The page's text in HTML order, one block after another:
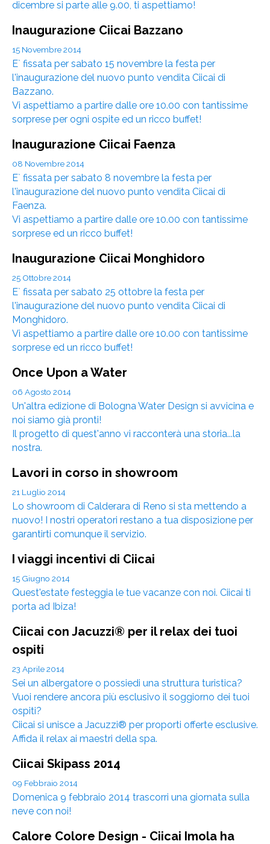
dicembre si parte alle 9.00, ti aspettiamo!
Inaugurazione Ciicai Bazzano
15 Novembre 2014
E` fissata per sabato 15 novembre la festa per
l'inaugurazione del nuovo punto vendita Ciicai di
Bazzano.
Vi aspettiamo a partire dalle ore 10.00 con tantissime
sorprese per ogni ospite ed un ricco buffet!
Inaugurazione Ciicai Faenza
08 Novembre 2014
E` fissata per sabato 8 novembre la festa per
l'inaugurazione del nuovo punto vendita Ciicai di
Faenza.
Vi aspettiamo a partire dalle ore 10.00 con tantissime
sorprese ed un ricco buffet!
Inaugurazione Ciicai Monghidoro
25 Ottobre 2014
E` fissata per sabato 25 ottobre la festa per
l'inaugurazione del nuovo punto vendita Ciicai di
Monghidoro.
Vi aspettiamo a partire dalle ore 10.00 con tantissime
sorprese ed un ricco buffet!
Once Upon a Water
06 Agosto 2014
Un'altra edizione di Bologna Water Design si avvicina e
noi siamo già pronti!
Il progetto di quest'anno vi racconterà una storia...la
nostra.
Lavori in corso in showroom
21 Luglio 2014
Lo showroom di Calderara di Reno si sta mettendo a
nuovo! I nostri operatori restano a tua disposizione per
garantirti comunque il servizio.
I viaggi incentivi di Ciicai
15 Giugno 2014
Quest'estate festeggia le tue vacanze con noi. Ciicai ti
porta ad Ibiza!
Ciicai con Jacuzzi® per il relax dei tuoi
ospiti
23 Aprile 2014
Sei un albergatore o possiedi una struttura turistica?
Vuoi rendere ancora più esclusivo il soggiorno dei tuoi
ospiti?
Ciicai si unisce a Jacuzzi® per proporti offerte esclusive.
Affida il relax ai maestri della spa.
Ciicai Skipass 2014
09 Febbraio 2014
Domenica 9 febbraio 2014 trascorri una giornata sulla
neve con noi!
Calore Colore Design - Ciicai Imola ha